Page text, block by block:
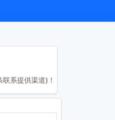
系提供渠道)！